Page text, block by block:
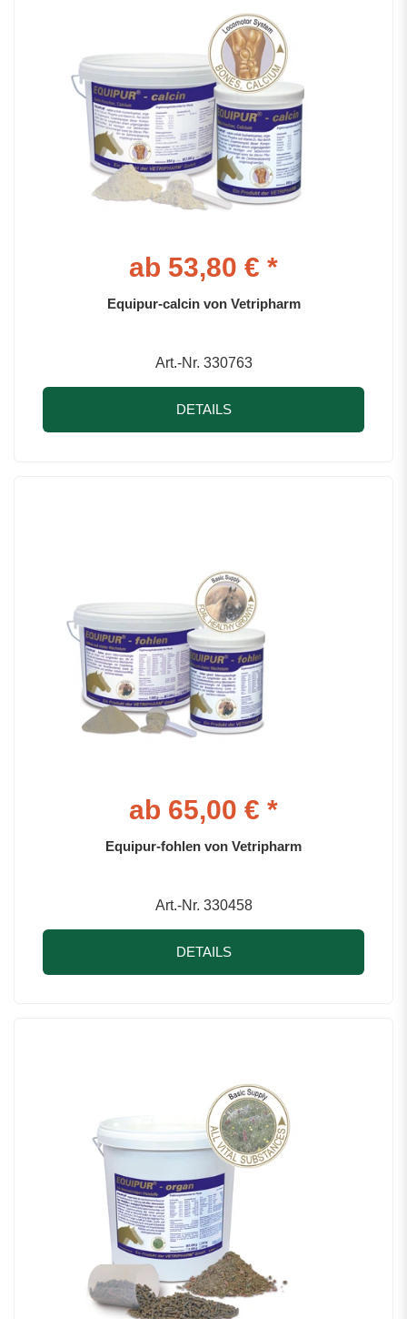
ab 53,80 € *
Equipur-calcin von Vetripharm
Art.-Nr. 330763
DETAILS
ab 65,00 € *
Equipur-fohlen von Vetripharm
Art.-Nr. 330458
DETAILS